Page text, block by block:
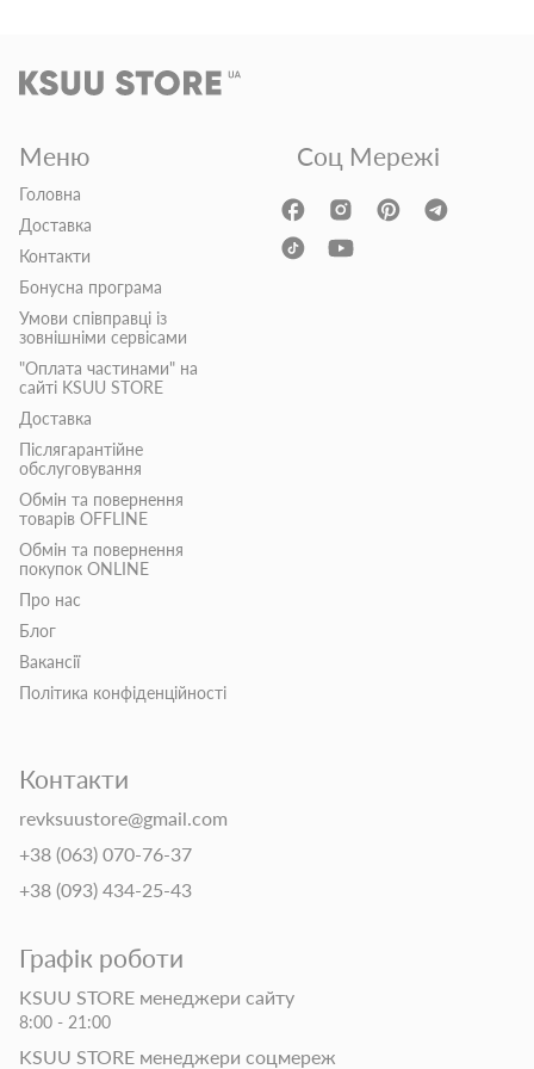
Меню
Головна
Доставка
Контакти
Бонусна програма
Умови співправці із
зовнішніми сервісами
"Оплата частинами" на
сайті KSUU STORE
Доставка
Післягарантійне
обслуговування
Обмін та повернення
товарів OFFLINE
Обмін та повернення
покупок ONLINE
Про нас
Блог
Вакансії
Політика конфіденційності
Контакти
revksuustore@gmail.com
+38 (063) 070-76-37
+38 (093) 434-25-43
Графік роботи
KSUU STORE менеджери сайту
8:00 - 21:00
KSUU STORE менеджери соцмереж
Соц Мережі